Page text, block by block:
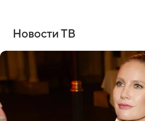
Новости ТВ